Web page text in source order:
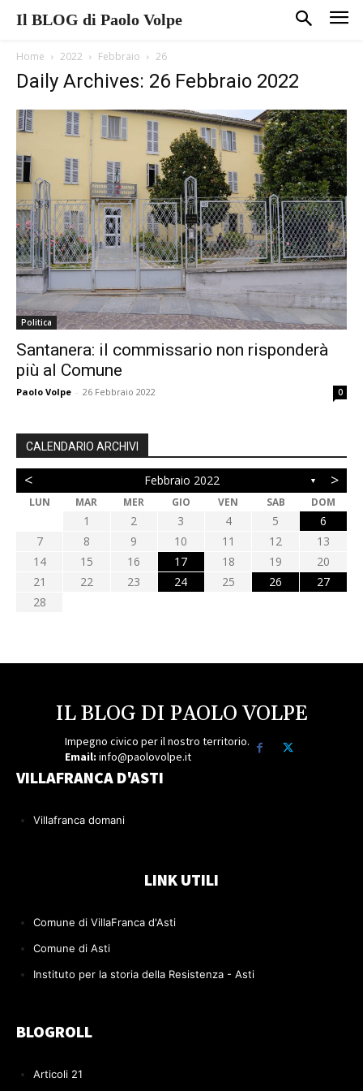
Il BLOG di Paolo Volpe
Home 2022 Febbraio 26
Daily Archives: 26 Febbraio 2022
Politica
Santanera: il commissario non risponderà
più al Comune
Paolo Volpe - 26 Febbraio 2022 0
CALENDARIO ARCHIVI
< Febbraio 2022 ▼ >
LUN MAR MER GIO VEN SAB DOM
1 2 3 4 5
6
7
8 9 10 11 12
13
14
15 16 17 18 19
20
21
22 23 24 25 26
27
28
IL BLOG DI PAOLO VOLPE
Impegno civico per il nostro territorio.
Email: info@paolovolpe.it
VILLAFRANCA D'ASTI
Villafranca domani
LINK UTILI
Comune di VillaFranca d'Asti
Comune di Asti
Instituto per la storia della Resistenza - Asti
BLOGROLL
Articoli 21